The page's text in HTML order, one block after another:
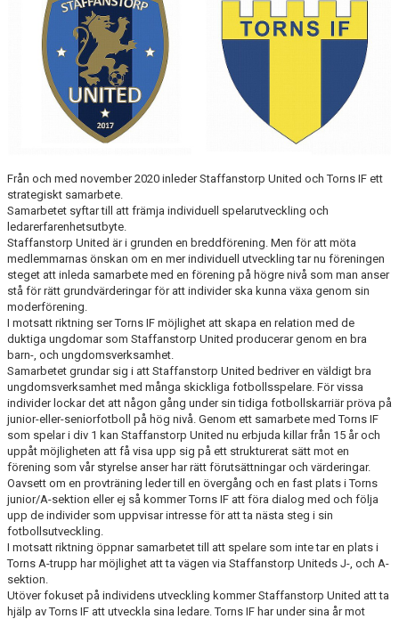
KLÄDPROFIL
LEDARINFORMATION
STYRELSE/SEKTIONER
PARTNERS
OM SUFC
Från och med november 2020 inleder Staffanstorp United och Torns IF ett
strategiskt samarbete.
Samarbetet syftar till att främja individuell spelarutveckling och
ledarerfarenhetsutbyte.
Staffanstorp United är i grunden en breddförening. Men för att möta
medlemmarnas önskan om en mer individuell utveckling tar nu föreningen
steget att inleda samarbete med en förening på högre nivå som man anser
stå för rätt grundvärderingar för att individer ska kunna växa genom sin
moderförening.
I motsatt riktning ser Torns IF möjlighet att skapa en relation med de
duktiga ungdomar som Staffanstorp United producerar genom en bra
barn-, och ungdomsverksamhet.
Samarbetet grundar sig i att Staffanstorp United bedriver en väldigt bra
ungdomsverksamhet med många skickliga fotbollsspelare. För vissa
individer lockar det att någon gång under sin tidiga fotbollskarriär pröva på
junior-eller-seniorfotboll på hög nivå. Genom ett samarbete med Torns IF
som spelar i div 1 kan Staffanstorp United nu erbjuda killar från 15 år och
uppåt möjligheten att få visa upp sig på ett strukturerat sätt mot en
förening som vår styrelse anser har rätt förutsättningar och värderingar.
Oavsett om en provträning leder till en övergång och en fast plats i Torns
junior/A-sektion eller ej så kommer Torns IF att föra dialog med och följa
upp de individer som uppvisar intresse för att ta nästa steg i sin
fotbollsutveckling.
I motsatt riktning öppnar samarbetet till att spelare som inte tar en plats i
Torns A-trupp har möjlighet att ta vägen via Staffanstorp Uniteds J-, och A-
sektion.
Utöver fokuset på individens utveckling kommer Staffanstorp United att ta
hjälp av Torns IF att utveckla sina ledare. Torns IF har under sina år mot